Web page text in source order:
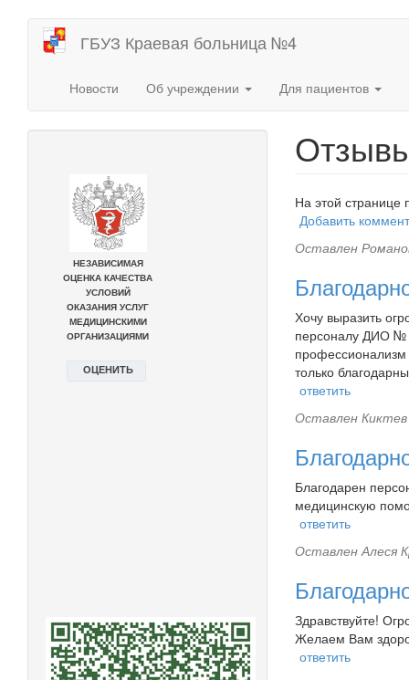
Перейти
содержанию
ГБУЗ Краевая больница №4
Новости Об учреждении Для пациентов
На этой странице
Добавить
Оставлен
Хочу выразить
персоналу ДИО №
только
ответить
Оставлен
Благодарен
медицинскую
ответить
ОставленАлеся
Здравствуйте!
Желаем Вам
ответить